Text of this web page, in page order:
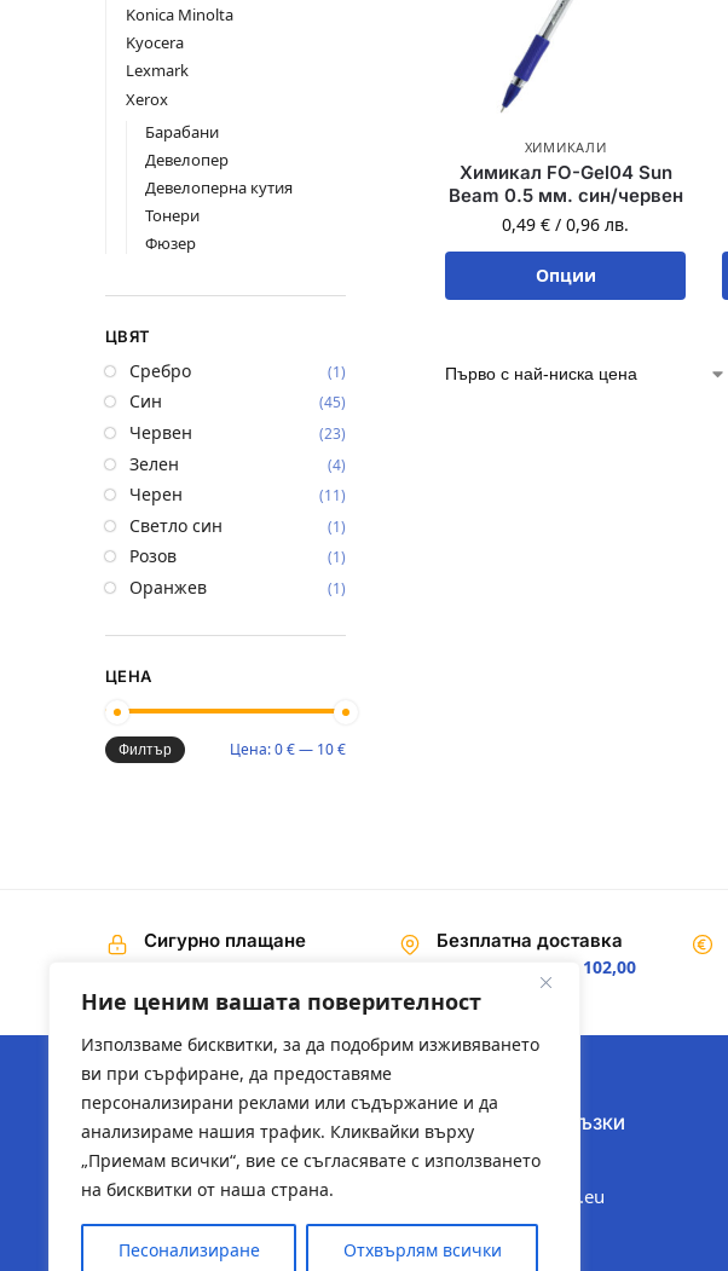
Ние ценим вашата поверителност
Използваме бисквитки, за да подобрим изживяването
ви при сърфиране, да предоставяме
персонализирани реклами или съдържание и да
анализираме нашия трафик. Кликвайки върху
„Приемам всички“, вие се съгласявате с използването
на бисквитки от наша страна.
Песонализиране Отхвърлям всички
ХИМИКАЛИ
Химикал FO-Gel04 Sun
Beam 0.5 мм. син/червен
0,49€ /0,96лв.
Опции
Konica Minolta
Kyocera
Lexmark
Xerox
Барабани
Девелопер
Девелоперна кутия
Тонери
Фюзер
ЦВЯТ
Сребро (1)
Син (45)
Червен (23)
Зелен (4)
Черен (11)
Светло син (1)
Розов (1)
Оранжев (1)
ЦЕНА
Филтър Цена:0 €— 10 €
Сигурно плащане
Безплатна доставка
На поръчки над 102,00
€ / 200,00 лв.
За компанията
ПОЛЕЗНИ ВРЪЗКИ
2ts-bg.com
sysadmin-bg.eu